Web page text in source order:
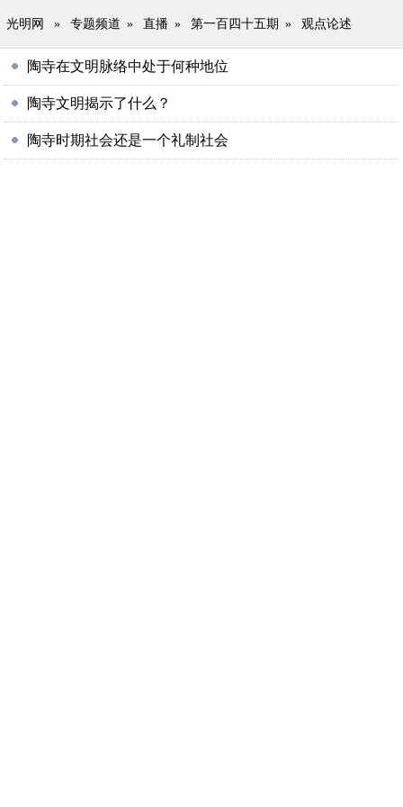
光明网 » 专题频道 » 直播 » 第一百四十五期 » 观点论述
陶寺在文明脉络中处于何种地位
陶寺文明揭示了什么？
陶寺时期社会还是一个礼制社会